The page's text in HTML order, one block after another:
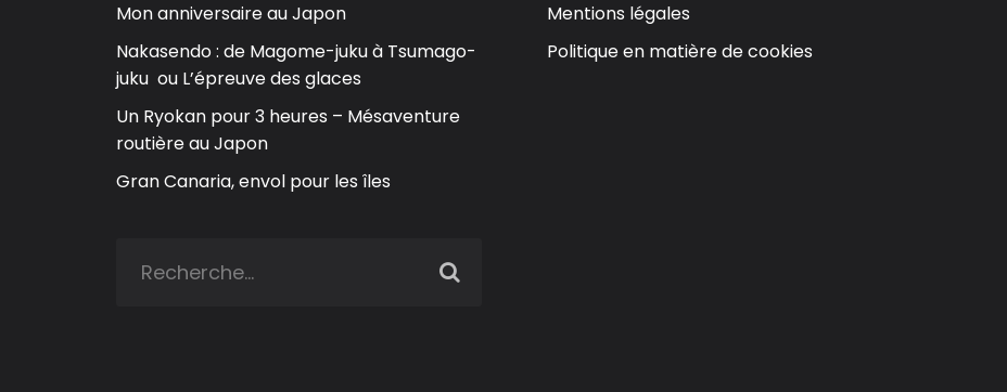
Mon anniversaire au Japon
Nakasendo : de Magome-juku à Tsumago-
juku ou L’épreuve des glaces
Un Ryokan pour 3 heures – Mésaventure
routière au Japon
Gran Canaria, envol pour les îles
Mentions légales
Politique en matière de cookies